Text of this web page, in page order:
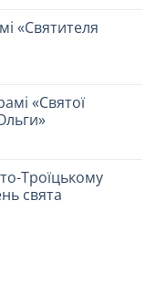
«Святителя
«Святої
Троїцькому
свята